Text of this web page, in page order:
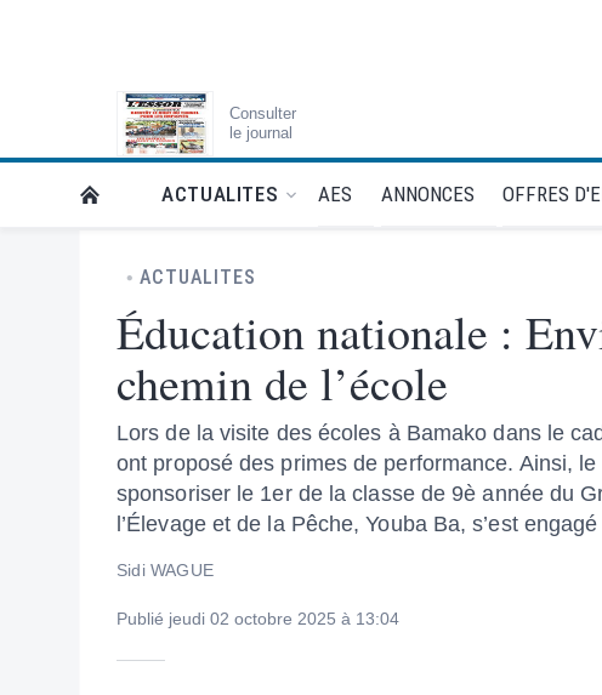
Consulter
le journal
RETOUR À LA PAGE D’ACCUEIL DE L'ESSOR
ACTUALITES AES ANNONCES OFFRES
ACTUALITES
Éducation nationale :
chemin de l’école
Lors de la visite des écoles à Bamako dans le
ont proposé des primes de performance. Ainsi,
sponsoriser le 1er de la classe de 9è année du
l’Élevage et de la Pêche, Youba Ba, s’est
Sidi WAGUE
Publié jeudi 02 octobre 2025 à 13:04